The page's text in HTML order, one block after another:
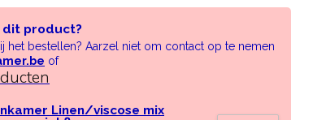
dit product?
het bestellen? Aarzel niet om contact op te nemen
of
Linen/viscose mix